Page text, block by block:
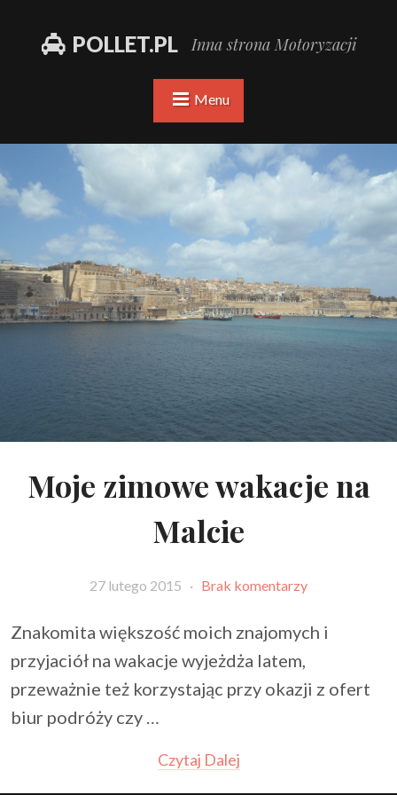
POLLET.PL Inna strona Motoryzacji
Menu
Moje zimowe wakacje na
Malcie
27 lutego 2015 · Brak komentarzy
Znakomita większość moich znajomych i
przyjaciół na wakacje wyjeżdża latem,
przeważnie też korzystając przy okazji z ofert
biur podróży czy …
Czytaj Dalej